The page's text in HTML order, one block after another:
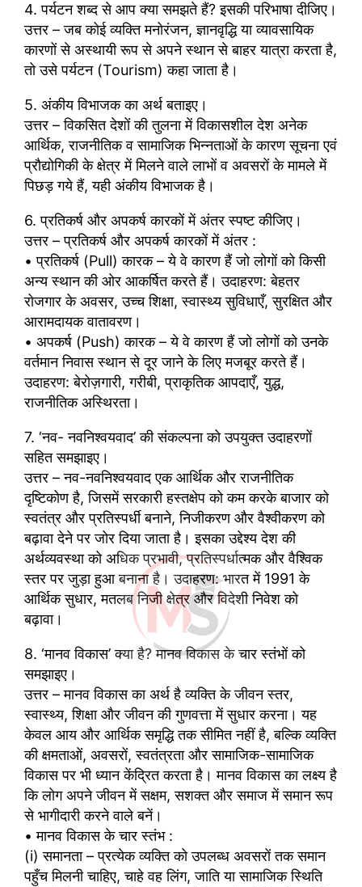
4. पर्यटन शब्द से आप क्या समझते हैं? इसकी परिभाषा दीजिए।
उत्तर – जब कोई व्यक्ति मनोरंजन, ज्ञानवृद्धि या व्यावसायिक
कारणों से अस्थायी रूप से अपने स्थान से बाहर यात्रा करता है,
तो उसे पर्यटन (Tourism) कहा जाता है।
5. अंकीय विभाजक का अर्थ बताइए।
उत्तर – विकसित देशों की तुलना में विकासशील देश अनेक
आर्थिक, राजनीतिक व सामाजिक भिन्नताओं के कारण सूचना एवं
प्रौद्योगिकी के क्षेत्र में मिलने वाले लाभों व अवसरों के मामले में
पिछड़ गये हैं, यही अंकीय विभाजक है।
6. प्रतिकर्ष और अपकर्ष कारकों में अंतर स्पष्ट कीजिए।
उत्तर – प्रतिकर्ष और अपकर्ष कारकों में अंतर :
• प्रतिकर्ष (Pull) कारक – ये वे कारण हैं जो लोगों को किसी
अन्य स्थान की ओर आकर्षित करते हैं। उदाहरण: बेहतर
रोजगार के अवसर, उच्च शिक्षा, स्वास्थ्य सुविधाएँ, सुरक्षित और
आरामदायक वातावरण।
• अपकर्ष (Push) कारक – ये वे कारण हैं जो लोगों को उनके
वर्तमान निवास स्थान से दूर जाने के लिए मजबूर करते हैं।
उदाहरण: बेरोज़गारी, गरीबी, प्राकृतिक आपदाएँ, युद्ध,
राजनीतिक अस्थिरता।
7. ‘नव- नवनिश्वयवाद’ की संकल्पना को उपयुक्त उदाहरणों
सहित समझाइए।
उत्तर – नव-नवनिश्वयवाद एक आर्थिक और राजनीतिक
दृष्टिकोण है, जिसमें सरकारी हस्तक्षेप को कम करके बाजार को
स्वतंत्र और प्रतिस्पर्धी बनाने, निजीकरण और वैश्वीकरण को
बढ़ावा देने पर जोर दिया जाता है। इसका उद्देश्य देश की
अर्थव्यवस्था को अधिक प्रभावी, प्रतिस्पर्धात्मक और वैश्विक
स्तर पर जुड़ा हुआ बनाना है। उदाहरण: भारत में 1991 के
आर्थिक सुधार, मतलब निजी क्षेत्र और विदेशी निवेश को
बढ़ावा।
8. ‘मानव विकास’ क्या है? मानव विकास के चार स्तंभों को
समझाइए।
उत्तर – मानव विकास का अर्थ है व्यक्ति के जीवन स्तर,
स्वास्थ्य, शिक्षा और जीवन की गुणवत्ता में सुधार करना। यह
केवल आय और आर्थिक समृद्धि तक सीमित नहीं है, बल्कि व्यक्ति
की क्षमताओं, अवसरों, स्वतंत्रता और सामाजिक-सामाजिक
विकास पर भी ध्यान केंद्रित करता है। मानव विकास का लक्ष्य है
कि लोग अपने जीवन में सक्षम, सशक्त और समाज में समान रूप
से भागीदारी करने वाले बनें।
• मानव विकास के चार स्तंभ :
(i) समानता – प्रत्येक व्यक्ति को उपलब्ध अवसरों तक समान
पहुँच मिलनी चाहिए, चाहे वह लिंग, जाति या सामाजिक स्थिति